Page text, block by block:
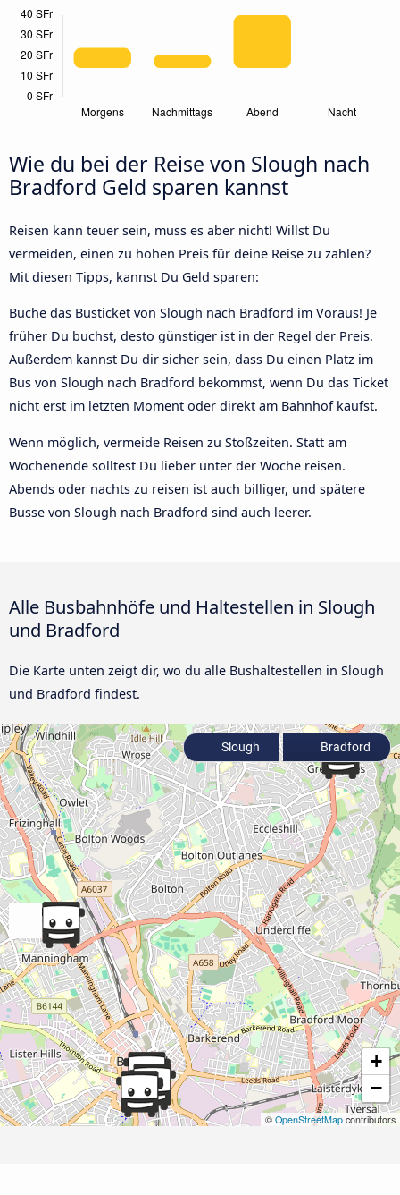
Wie du bei der Reise von Slough nach
Bradford Geld sparen kannst
Reisen kann teuer sein, muss es aber nicht! Willst Du
vermeiden, einen zu hohen Preis für deine Reise zu zahlen?
Mit diesen Tipps, kannst Du Geld sparen:
Buche das Busticket von Slough nach Bradford im Voraus! Je
früher Du buchst, desto günstiger ist in der Regel der Preis.
Außerdem kannst Du dir sicher sein, dass Du einen Platz im
Bus von Slough nach Bradford bekommst, wenn Du das Ticket
nicht erst im letzten Moment oder direkt am Bahnhof kaufst.
Wenn möglich, vermeide Reisen zu Stoßzeiten. Statt am
Wochenende solltest Du lieber unter der Woche reisen.
Abends oder nachts zu reisen ist auch billiger, und spätere
Busse von Slough nach Bradford sind auch leerer.
Alle Busbahnhöfe und Haltestellen in Slough
und Bradford
Die Karte unten zeigt dir, wo du alle Bushaltestellen in Slough
und Bradford findest.
+
−
© OpenStreetMap contributors
Slough Bradford